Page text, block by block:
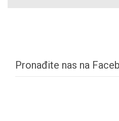
Pronađite nas na